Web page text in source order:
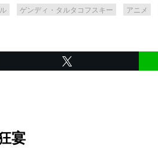
ゲンディ・タルタコフスキー アニメ
宴